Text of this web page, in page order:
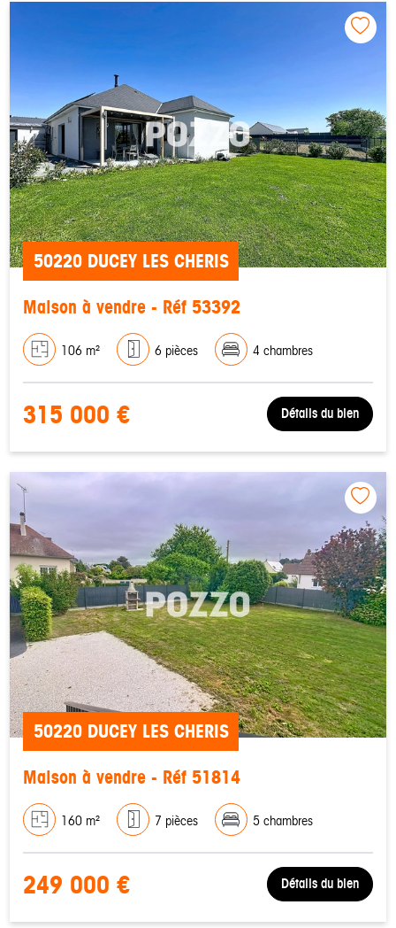
50220 DUCEY LES CHERIS
Maison à vendre - Réf 53392
106 m² 6 pièces 4 chambres
315 000 € Détails du bien
50220 DUCEY LES CHERIS
Maison à vendre - Réf 51814
160 m² 7 pièces 5 chambres
249 000 € Détails du bien